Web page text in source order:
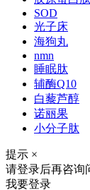
SOD
光子床
海狗丸
nmn
睡眠肽
辅酶Q10
白藜芦醇
诺丽果
小分子肽
提示 ×
请登录后再咨询
我要登录